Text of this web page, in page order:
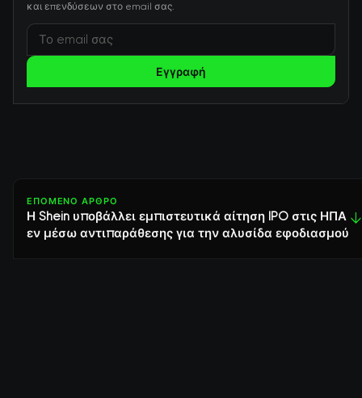
και επενδύσεων στο email σας.
Εγγραφή
ΕΠΌΜΕΝΟ ΆΡΘΡΟ
Η Shein υποβάλλει εμπιστευτικά αίτηση IPO στις ΗΠΑ
εν μέσω αντιπαράθεσης για την αλυσίδα εφοδιασμού
↓